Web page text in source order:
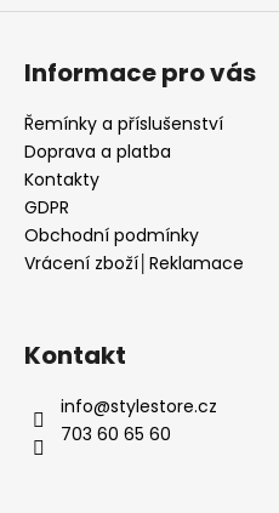
Informace pro vás
Řemínky a příslušenství
Doprava a platba
Kontakty
GDPR
Obchodní podmínky
Vrácení zboží│Reklamace
Kontakt
info@stylestore.cz
703 60 65 60